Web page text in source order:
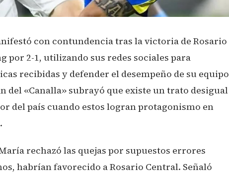
con contundencia tras la victoria de Rosario
por 2-1, utilizando sus redes sociales para
recibidas y defender el desempeño de su equipo
del «Canalla» subrayó que existe un trato desigual
del país cuando estos logran protagonismo en
rechazó las quejas por supuestos errores
habrían favorecido a Rosario Central. Señaló